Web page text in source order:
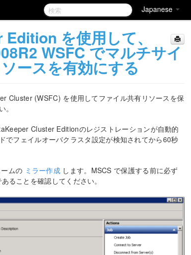
Japanese
を使用して、
WSFC でマルチサイ
ースを有効にする
Cluster (WSFC) を使用してファイル共有リソースを保
Cluster Editionのレジストレーションが自動的
でフェイルオーバクラスタ設定が検知されてから60秒
ムの ミラー作成 します。MSCS で保護する前に必ず
ることを確認してください。